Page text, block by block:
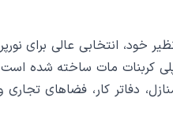
نظیر خود، انتخابی عالی برای
با دیفیوزر پلی کربنات مات ساخته
مناسب برای نصب در سقف های داخلی منازل، دفاتر